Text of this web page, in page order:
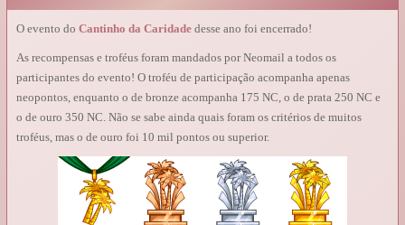
O evento do Cantinho da Caridade desse ano foi encerrado!
As recompensas e troféus foram mandados por Neomail a todos os
participantes do evento! O troféu de participação acompanha apenas
neopontos, enquanto o de bronze acompanha 175 NC, o de prata 250 NC e
o de ouro 350 NC. Não se sabe ainda quais foram os critérios de muitos
troféus, mas o de ouro foi 10 mil pontos ou superior.